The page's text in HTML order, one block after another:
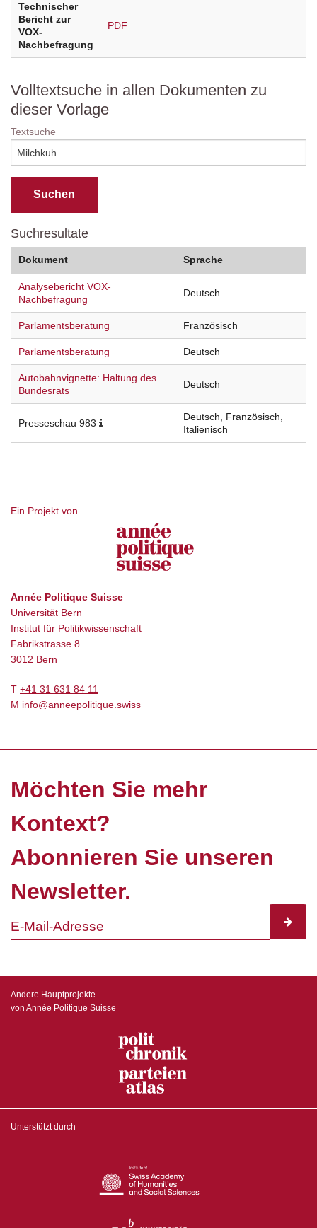
Technischer
Bericht zur
VOX-
Nachbefragung
PDF
Volltextsuche in allen Dokumenten zu
dieser Vorlage
Textsuche
Suchresultate
Dokument Sprache
Analysebericht VOX-
Nachbefragung
Deutsch
Parlamentsberatung Französisch
Parlamentsberatung Deutsch
Autobahnvignette: Haltung des
Bundesrats
Deutsch
Presseschau 983
Deutsch, Französisch,
Italienisch
Ein Projekt von
Année Politique Suisse
Universität Bern
Institut für Politikwissenschaft
Fabrikstrasse 8
3012 Bern
T +41 31 631 84 11
M info@anneepolitique.swiss
Möchten Sie mehr
Kontext?
Abonnieren Sie unseren
Newsletter.
Andere Hauptprojekte
von Année Politique Suisse
Unterstützt durch